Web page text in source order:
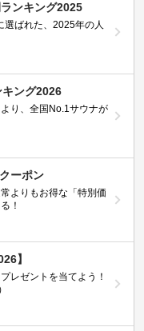
ンキング2025
選ばれた、2025年の人
ング2026
り、全国No.1サウナが
ーポン
よりもお得な「特別価
！
】
レゼントを当てよう！